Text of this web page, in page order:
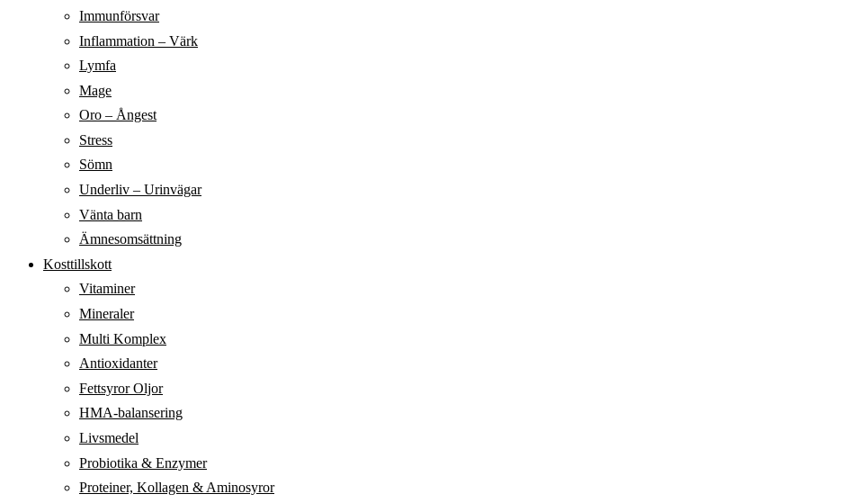
Immunförsvar
Inflammation – Värk
Lymfa
Mage
Oro – Ångest
Stress
Sömn
Underliv – Urinvägar
Vänta barn
Ämnesomsättning
Kosttillskott
Vitaminer
Mineraler
Multi Komplex
Antioxidanter
Fettsyror Oljor
HMA-balansering
Livsmedel
Probiotika & Enzymer
Proteiner, Kollagen & Aminosyror